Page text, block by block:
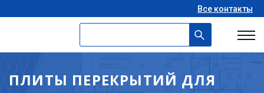
Все контакты
ПЛИТЫ ПЕРЕКРЫТИЙ ДЛЯ